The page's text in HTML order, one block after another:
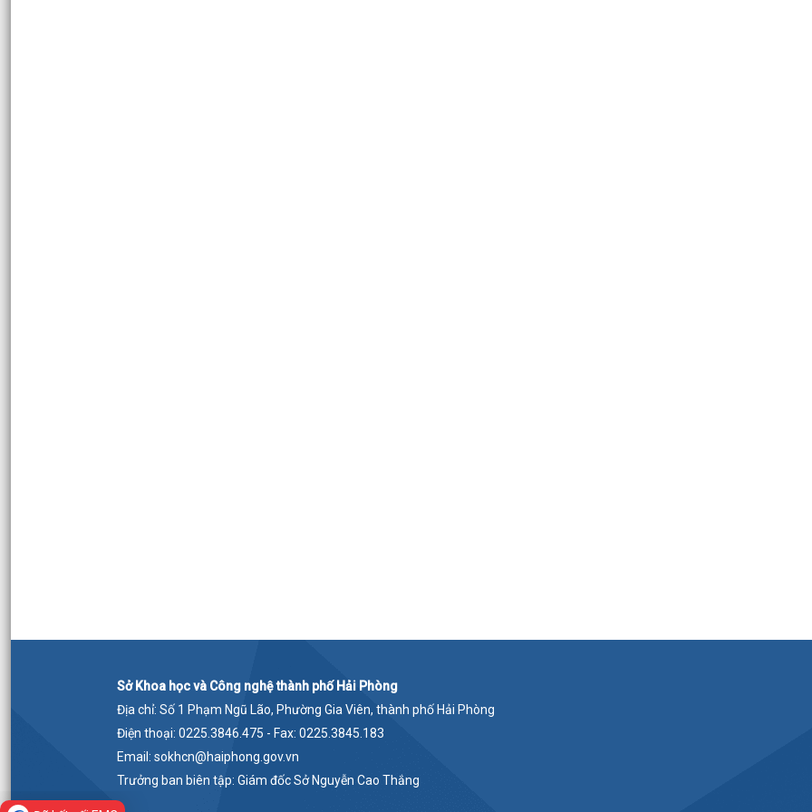
Sở Khoa học và Công nghệ thành phố Hải Phòng
Địa chỉ: Số 1 Phạm Ngũ Lão, Phường Gia Viên, thành phố Hải Phòng
Điện thoại: 0225.3846.475 - Fax: 0225.3845.183
Email: sokhcn@haiphong.gov.vn
Trưởng ban biên tập: Giám đốc Sở Nguyễn Cao Thắng